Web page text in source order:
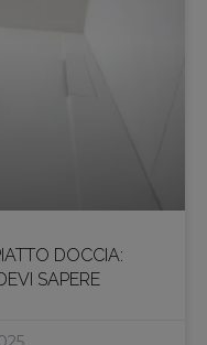
DOCCIA:
SAPERE